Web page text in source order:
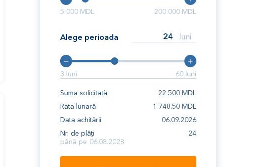
5 000 MDL 200 000 MDL
Alege perioada luni
3 luni 60 luni
Suma solicitată 22 500 MDL
Rata lunară
1 748.50 MDL
Data achitării
06.09.2026
Nr. de plăți
până pe 06.08.2028
24